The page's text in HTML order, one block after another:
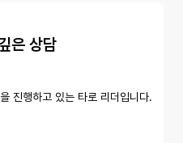
은 상담
진행하고 있는 타로 리더입니다.